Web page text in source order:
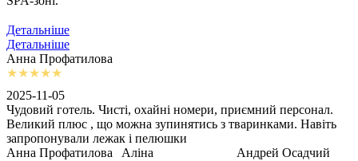
Детальніше
Детальніше
Анна Профатилова
2025-11-05
Чудовий готель. Чисті, охайні номери, приємний персонал.
Великий плюс , що можна зупинятись з тваринками. Навіть
запропонували лежак і пелюшки
Анна Профатилова
Аліна Андрей Осадчий